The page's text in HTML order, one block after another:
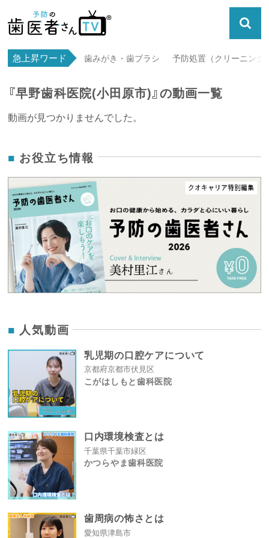
急上昇ワード 歯みがき・歯ブラシ 予防処置（クリーニング
『早野歯科医院(小田原市)』の動画一覧
動画が見つかりませんでした。
お役立ち情報
人気動画
乳児期の口腔ケアについて
京都府京都市伏見区
こがはしもと歯科医院
口内環境検査とは
千葉県千葉市緑区
かつらやま歯科医院
歯周病の怖さとは
愛知県津島市